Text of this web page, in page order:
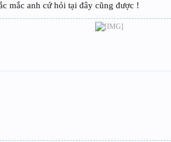
mắc anh cứ hỏi tại đây cũng được !